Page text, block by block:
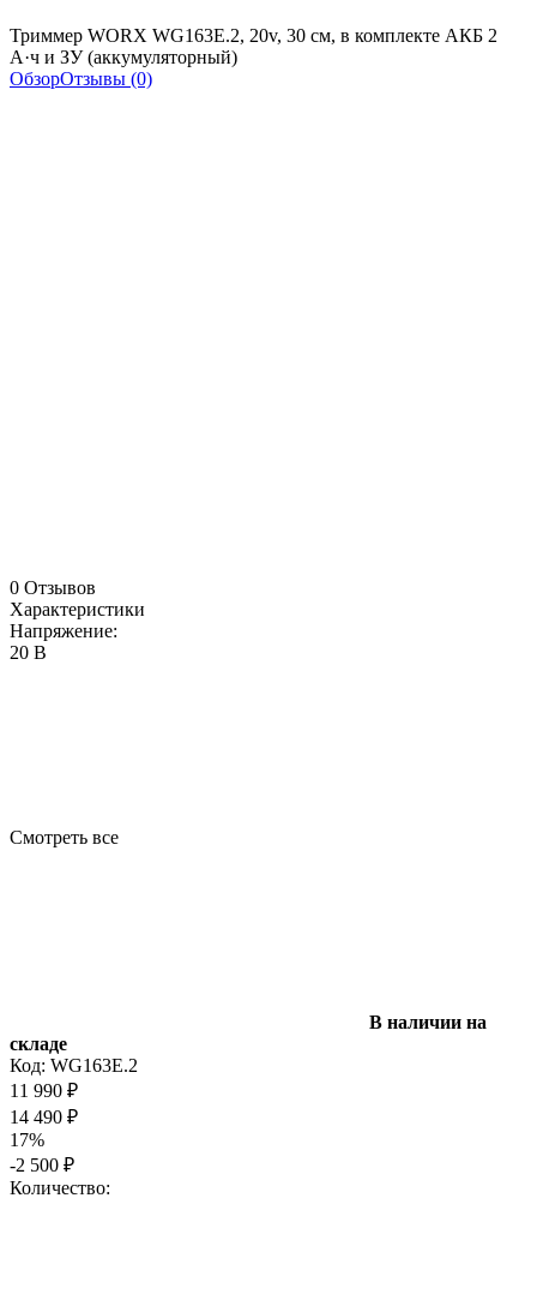
Триммер WORX WG163E.2, 20v, 30 см, в комплекте АКБ 2
А·ч и ЗУ (аккумуляторный)
ОбзорОтзывы (0)
0 Отзывов
Характеристики
Напряжение:
20 В
Смотреть все
В наличии на
складе
Код: WG163E.2
11 990 ₽
14 490 ₽
17%
-2 500 ₽
Количество: